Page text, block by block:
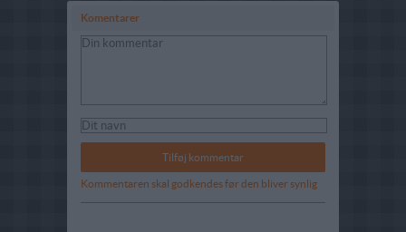
Komentarer
Kommentaren skal godkendes før den bliver synlig